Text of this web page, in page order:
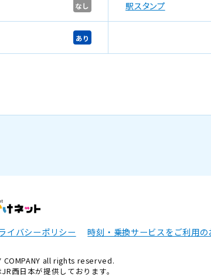
なし 駅スタンプ
あり
イバシーポリシー 時刻・乗換サービスをご利用の
COMPANY all rights reserved.
西日本が提供しております。